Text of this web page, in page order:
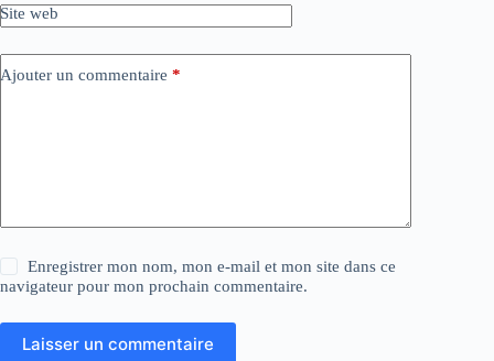
Site web
Ajouter un commentaire *
Enregistrer mon nom, mon e-mail et mon site dans ce
navigateur pour mon prochain commentaire.
Laisser un commentaire